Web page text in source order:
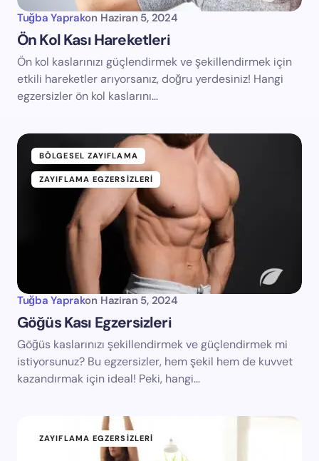
Tuğba Yaprakon Haziran 5, 2024
Ön Kol Kası Hareketleri
Ön kol kaslarınızı güçlendirmek ve şekillendirmek için
etkili hareketler arıyorsanız, doğru yerdesiniz! Hangi
egzersizler ön kol kaslarını…
BÖLGESEL ZAYIFLAMA
ZAYIFLAMA EGZERSIZLERI
Tuğba Yaprakon Haziran 5, 2024
Göğüs Kası Egzersizleri
Göğüs kaslarınızı şekillendirmek ve güçlendirmek mi
istiyorsunuz? Bu egzersizler, hem şekil hem de kuvvet
kazandırmak için ideal! Peki, hangi…
ZAYIFLAMA EGZERSIZLERI